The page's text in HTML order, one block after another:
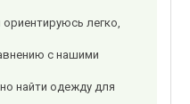
ориентируюсь легко,
с нашими
найти одежду для